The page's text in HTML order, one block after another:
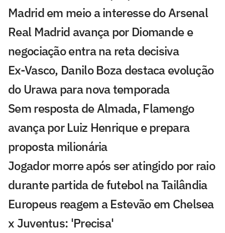
Madrid em meio a interesse do Arsenal
Real Madrid avança por Diomande e
negociação entra na reta decisiva
Ex-Vasco, Danilo Boza destaca evolução
do Urawa para nova temporada
Sem resposta de Almada, Flamengo
avança por Luiz Henrique e prepara
proposta milionária
Jogador morre após ser atingido por raio
durante partida de futebol na Tailândia
Europeus reagem a Estevão em Chelsea
x Juventus: 'Precisa'